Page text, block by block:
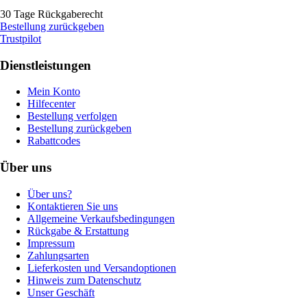
30 Tage Rückgaberecht
Bestellung zurückgeben
Trustpilot
Dienstleistungen
Mein Konto
Hilfecenter
Bestellung verfolgen
Bestellung zurückgeben
Rabattcodes
Über uns
Über uns?
Kontaktieren Sie uns
Allgemeine Verkaufsbedingungen
Rückgabe & Erstattung
Impressum
Zahlungsarten
Lieferkosten und Versandoptionen
Hinweis zum Datenschutz
Unser Geschäft